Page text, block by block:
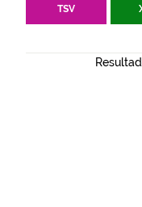
TSV